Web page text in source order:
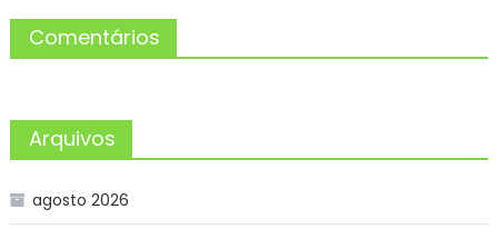
Comentários
Arquivos
agosto 2026